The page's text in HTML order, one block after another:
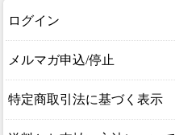
ログイン
メルマガ申込/停止
特定商取引法に基づく表示